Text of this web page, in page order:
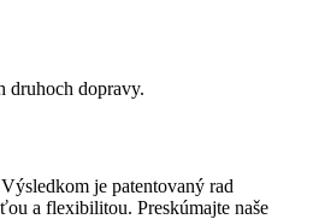
druhoch dopravy.
je patentovaný rad
a flexibilitou. Preskúmajte naše